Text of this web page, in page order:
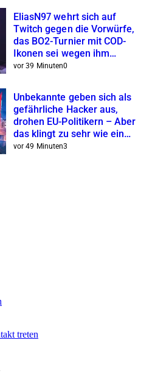
EliasN97 wehrt sich auf
Twitch gegen die Vorwürfe,
das BO2-Turnier mit COD-
Ikonen sei wegen ihm
abgesagt worden
vor 39 Minuten0
Unbekannte geben sich als
gefährliche Hacker aus,
drohen EU-Politikern – Aber
das klingt zu sehr wie ein
Ubisoft-Klassiker
vor 49 Minuten3
treten